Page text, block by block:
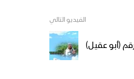
الفيديو التالي
(أبو عقيل)